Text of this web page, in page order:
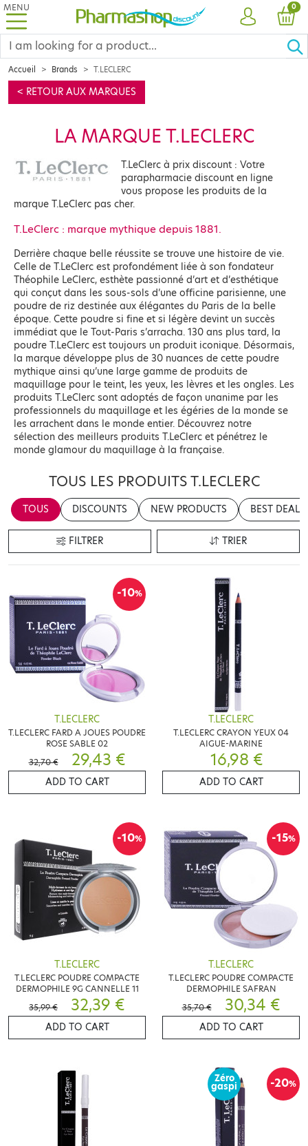
MENU
ACCOUNT
0
Accueil Brands T.LECLERC
< RETOUR AUX MARQUES
LA MARQUE T.LECLERC
T.LeClerc à prix discount : Votre
parapharmacie discount en ligne
vous propose les produits de la
marque T.LeClerc pas cher.
T.LeClerc : marque mythique depuis 1881.
Derrière chaque belle réussite se trouve une histoire de vie.
Celle de T.LeClerc est profondément liée à son fondateur
Théophile LeClerc, esthète passionné d’art et d’esthétique
qui conçut dans les sous-sols d’une officine parisienne, une
poudre de riz destinée aux élégantes du Paris de la belle
époque. Cette poudre si fine et si légère devint un succès
immédiat que le Tout-Paris s’arracha. 130 ans plus tard, la
poudre T.LeClerc est toujours un produit iconique. Désormais,
la marque développe plus de 30 nuances de cette poudre
mythique ainsi qu’une large gamme de produits de
maquillage pour le teint, les yeux, les lèvres et les ongles. Les
produits T.LeClerc sont adoptés de façon unanime par les
professionnels du maquillage et les égéries de la monde se
les arrachent dans le monde entier. Découvrez notre
sélection des meilleurs produits T.LeClerc et pénétrez le
monde glamour du maquillage à la française.
TOUS LES PRODUITS T.LECLERC
TOUS DISCOUNTS NEW PRODUCTS BEST DEALS
FILTRER TRIER
-10%
T.LECLERC
T.LECLERC FARD A JOUES POUDRE
ROSE SABLE 02
32,70 €
29,43 €
ADD TO CART
T.LECLERC
T.LECLERC CRAYON YEUX 04
AIGUE-MARINE
16,98 €
ADD TO CART
-10%
T.LECLERC
T.LECLERC POUDRE COMPACTE
DERMOPHILE 9G CANNELLE 11
35,99 €
32,39 €
ADD TO CART
-15%
T.LECLERC
T.LECLERC POUDRE COMPACTE
DERMOPHILE SAFRAN
35,70 €
30,34 €
ADD TO CART
-20%
Zéro
gaspi